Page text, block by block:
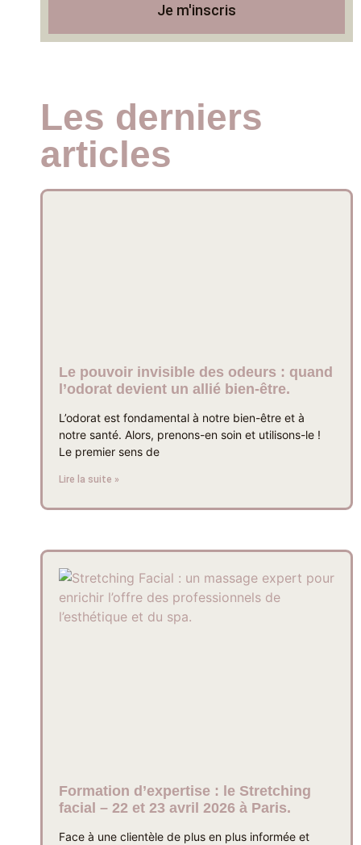
Je m'inscris
Les derniers
articles
Le pouvoir invisible des odeurs : quand
l’odorat devient un allié bien-être.
L’odorat est fondamental à notre bien-être et à
notre santé. Alors, prenons-en soin et utilisons-le !
Le premier sens de
Lire la suite »
Formation d’expertise : le Stretching
facial – 22 et 23 avril 2026 à Paris.
Face à une clientèle de plus en plus informée et